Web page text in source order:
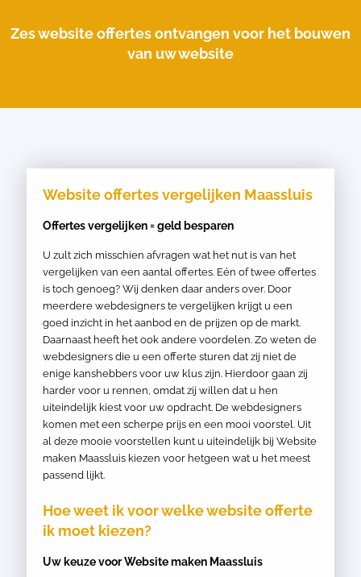
Zes website offertes ontvangen voor het bouwen
van uw website
Website offertes vergelijken Maassluis
Offertes vergelijken = geld besparen
U zult zich misschien afvragen wat het nut is van het
vergelijken van een aantal offertes. Eén of twee offertes
is toch genoeg? Wij denken daar anders over. Door
meerdere webdesigners te vergelijken krijgt u een
goed inzicht in het aanbod en de prijzen op de markt.
Daarnaast heeft het ook andere voordelen. Zo weten de
webdesigners die u een offerte sturen dat zij niet de
enige kanshebbers voor uw klus zijn. Hierdoor gaan zij
harder voor u rennen, omdat zij willen dat u hen
uiteindelijk kiest voor uw opdracht. De webdesigners
komen met een scherpe prijs en een mooi voorstel. Uit
al deze mooie voorstellen kunt u uiteindelijk bij Website
maken Maassluis kiezen voor hetgeen wat u het meest
passend lijkt.
Hoe weet ik voor welke website offerte
ik moet kiezen?
Uw keuze voor Website maken Maassluis